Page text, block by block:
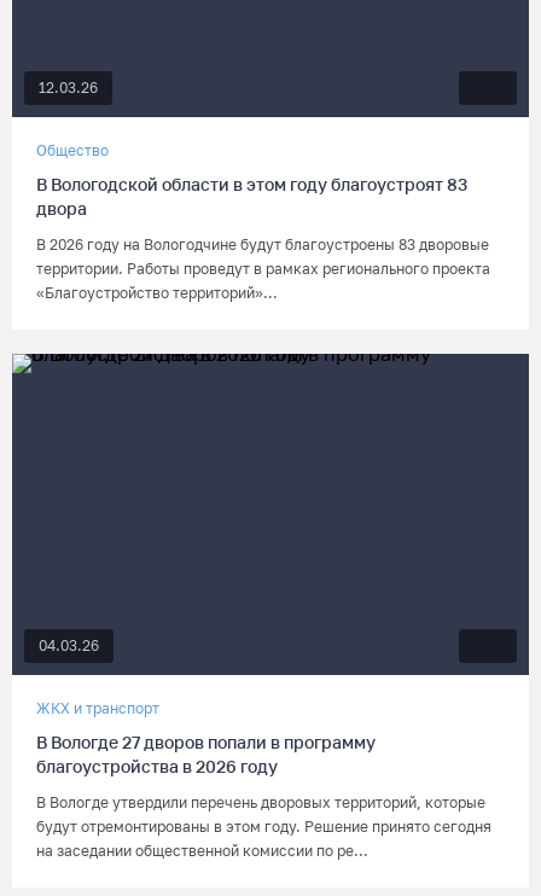
12.03.26
Общество
В Вологодской области в этом году благоустроят 83
двора
В 2026 году на Вологодчине будут благоустроены 83 дворовые
территории. Работы проведут в рамках регионального проекта
«Благоустройство территорий»...
04.03.26
ЖКХ и транспорт
В Вологде 27 дворов попали в программу
благоустройства в 2026 году
В Вологде утвердили перечень дворовых территорий, которые
будут отремонтированы в этом году. Решение принято сегодня
на заседании общественной комиссии по ре...